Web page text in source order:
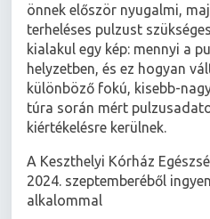
önnek először nyugalmi,
terheléses pulzust
kialakul egy kép: mennyi a
helyzetben, és ez hogyan
különböző fokú, kisebb-
túra során mért
kiértékelésre kerülnek.
A Keszthelyi Kórház
2024. szeptemberéből
alkalommal